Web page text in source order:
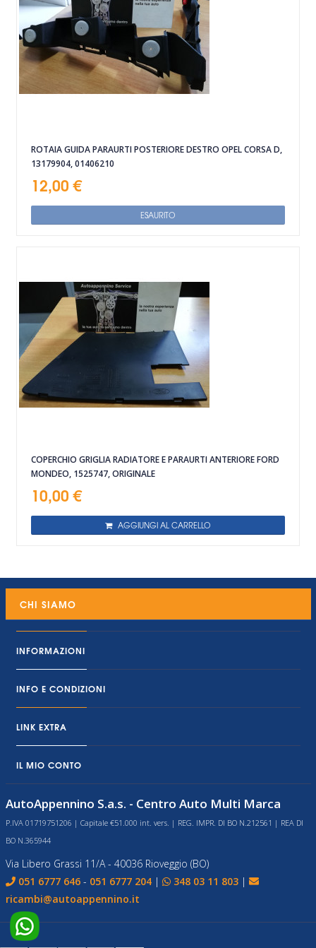
ROTAIA GUIDA PARAURTI POSTERIORE DESTRO OPEL CORSA D,
13179904, 01406210
12,00 €
ESAURITO
COPERCHIO GRIGLIA RADIATORE E PARAURTI ANTERIORE FORD
MONDEO, 1525747, ORIGINALE
10,00 €
AGGIUNGI AL CARRELLO
CHI SIAMO
INFORMAZIONI
INFO E CONDIZIONI
LINK EXTRA
IL MIO CONTO
AutoAppennino S.a.s. - Centro Auto Multi Marca
P.IVA 01719751206 | Capitale €51.000 int. vers. | REG. IMPR. DI BO N.212561 | REA DI
BO N.365944
Via Libero Grassi 11/A - 40036 Rioveggio (BO)
051 6777 646 - 051 6777 204 | 348 03 11 803 |
ricambi@autoappennino.it